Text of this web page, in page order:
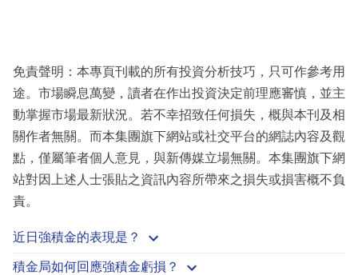
免責聲明：本專頁刊載的所有投資分析技巧，只可作參考用
途。市場瞬息萬變，讀者在作出投資決定前理應審慎，並主
動掌握市場最新狀況。若不幸招致任何損失，概與本刊及相
關作者無關。而本集團旗下網站或社交平台的網誌內容及觀
點，僅屬筆者個人意見，與新傳媒立場無關。本集團旗下網
站對因上述人士張貼之資訊內容所帶來之損失或損害概不負
責。
近日強積金的表現是？
積金局如何回應強積金虧損？